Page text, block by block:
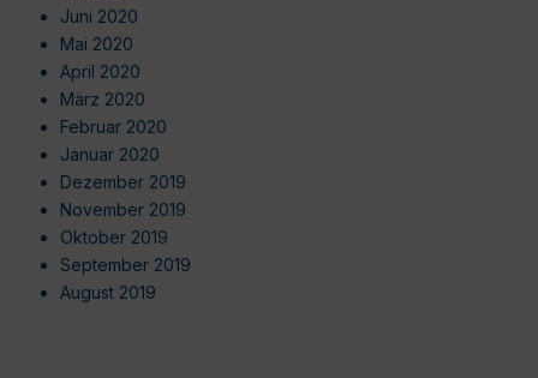
Juni 2020
Mai 2020
April 2020
März 2020
Februar 2020
Januar 2020
Dezember 2019
November 2019
Oktober 2019
September 2019
August 2019